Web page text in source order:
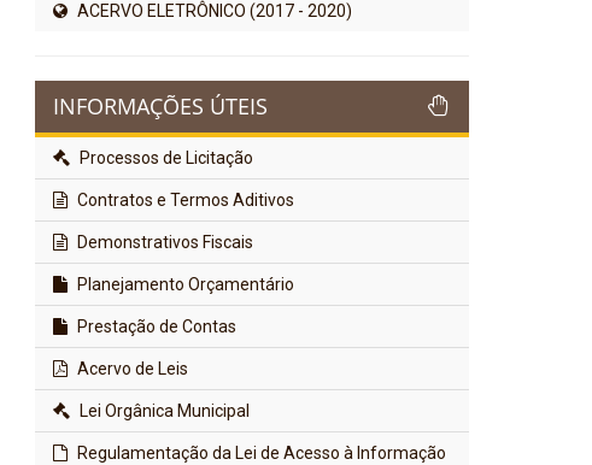
ACERVO ELETRÔNICO (2017 - 2020)
INFORMAÇÕES ÚTEIS
Processos de Licitação
Contratos e Termos Aditivos
Demonstrativos Fiscais
Planejamento Orçamentário
Prestação de Contas
Acervo de Leis
Lei Orgânica Municipal
Regulamentação da Lei de Acesso à Informação